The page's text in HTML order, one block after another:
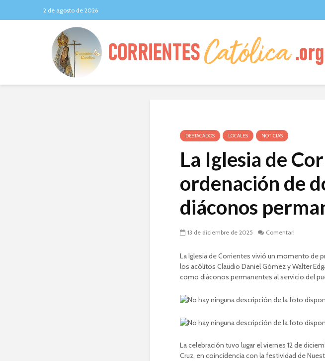
2 de agosto de 2026
DESTACADOS LOCALES NOTICIAS
La Iglesia de
ordenación de
diáconos
13 de diciembre de 2025 Comentar!
La Iglesia de Corrientes vivió un momento de
los acólitos Claudio Daniel Gómez y Walter
como diáconos permanentes al servicio del
La celebración tuvo lugar el viernes 12 de
Cruz, en coincidencia con la festividad de